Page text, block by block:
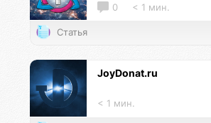
0 < 1 мин.
Статья
JoyDonat.ru
< 1 мин.